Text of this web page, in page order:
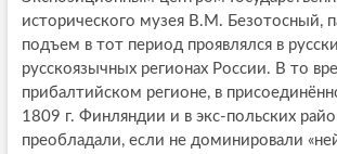
исторического музея В.М. Безотосный,
подъем в тот период проявлялся в
русскоязычных регионах России. В то
прибалтийском регионе, в
1809 г. Финляндии и в экс-польских
преобладали, если не доминировали